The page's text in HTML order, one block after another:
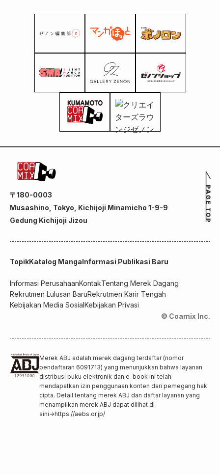
〒180-0003
Musashino, Tokyo, Kichijoji Minamicho 1-9-9
Gedung Kichijoji Jizou
TopikKatalog MangaInformasi Publikasi Baru
Informasi PerusahaanKontakTentang Merek Dagang
Rekrutmen Lulusan BaruRekrutmen Karir Tengah
Kebijakan Media SosialKebijakan Privasi
© Coamix Inc.
Merek ABJ adalah merek dagang terdaftar (nomor
pendaftaran 6091713) yang menunjukkan bahwa layanan
distribusi buku elektronik dan e-book ini telah
mendapatkan izin penggunaan konten dari pemegang hak
cipta. Detail tentang merek ABJ dan daftar layanan yang
menampilkan merek ABJ dapat dilihat di
sini→https://aebs.or.jp/